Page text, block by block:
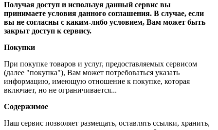
Получая доступ и используя данный сервис вы
принимаете условия данного соглашения. В случае, если
вы не согласны с каким-либо условием, Вам может быть
закрыт доступ к сервису.
Покупки
При покупке товаров и услуг, предоставляемых сервисом
(далее "покупка"), Вам может потребоваться указать
информацию, имеющую отношение к покупке, которая
включает, но не ограничивается...
Содержимое
Наш сервис позволяет размещать, оставлять ссылки, хранить,